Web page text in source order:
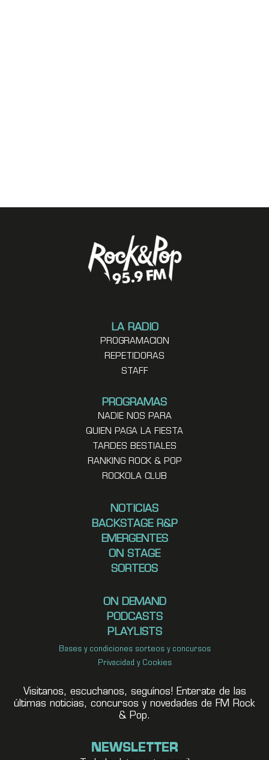
LA RADIO
PROGRAMACION
REPETIDORAS
STAFF
PROGRAMAS
NADIE NOS PARA
QUIEN PAGA LA FIESTA
TARDES BESTIALES
RANKING ROCK & POP
ROCKOLA CLUB
NOTICIAS
BACKSTAGE R&P
EMERGENTES
ON STAGE
SORTEOS
ON DEMAND
PODCASTS
PLAYLISTS
Bases y condiciones sorteos y concursos
Privacidad y Cookies
Visitanos, escuchanos, seguínos! Enterate de las
últimas noticias, concursos y novedades de FM Rock
& Pop.
NEWSLETTER